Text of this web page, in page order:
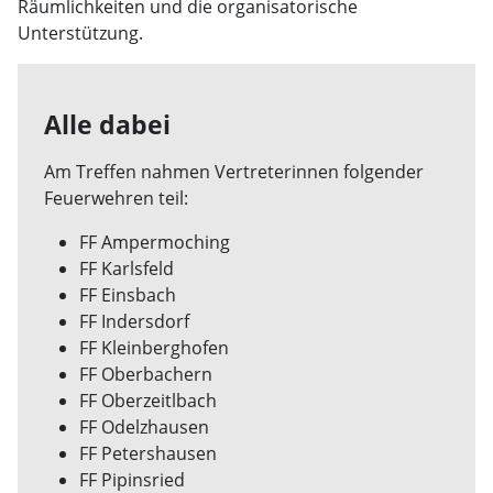
Räumlichkeiten und die organisatorische
Unterstützung.
Alle dabei
Am Treffen nahmen Vertreterinnen folgender
Feuerwehren teil:
FF Ampermoching
FF Karlsfeld
FF Einsbach
FF Indersdorf
FF Kleinberghofen
FF Oberbachern
FF Oberzeitlbach
FF Odelzhausen
FF Petershausen
FF Pipinsried